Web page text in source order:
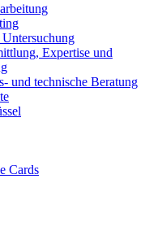
Expertise und
und technische Beratung
Cards